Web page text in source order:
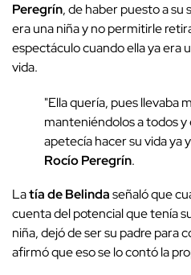
Peregrín, de haber puesto a su
era una niña y no permitirle
espectáculo cuando ella ya era
vida.
"Ella quería, pues llevaba
manteniéndolos a todos y
apetecía hacer su vida ya
Rocío Peregrín.
Latía de Belindaseñaló que
cuenta del potencial que tenía
niña, dejó de ser su padre para
afirmó que eso se lo contó la